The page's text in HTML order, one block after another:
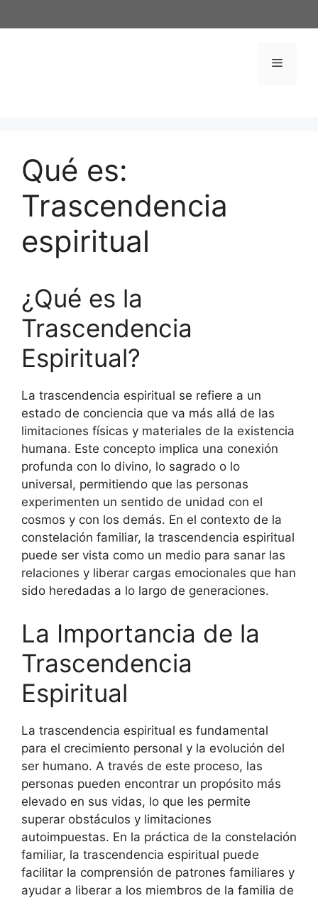
al
Menú
Qué es:
Trascendencia
espiritual
¿Qué es la
Trascendencia
Espiritual?
La trascendencia espiritual se refiere a un
estado de conciencia que va más allá de las
limitaciones físicas y materiales de la existencia
humana. Este concepto implica una conexión
profunda con lo divino, lo sagrado o lo
universal, permitiendo que las personas
experimenten un sentido de unidad con el
cosmos y con los demás. En el contexto de la
constelación familiar, la trascendencia espiritual
puede ser vista como un medio para sanar las
relaciones y liberar cargas emocionales que han
sido heredadas a lo largo de generaciones.
La Importancia de la
Trascendencia
Espiritual
La trascendencia espiritual es fundamental
para el crecimiento personal y la evolución del
ser humano. A través de este proceso, las
personas pueden encontrar un propósito más
elevado en sus vidas, lo que les permite
superar obstáculos y limitaciones
autoimpuestas. En la práctica de la constelación
familiar, la trascendencia espiritual puede
facilitar la comprensión de patrones familiares y
ayudar a liberar a los miembros de la familia de